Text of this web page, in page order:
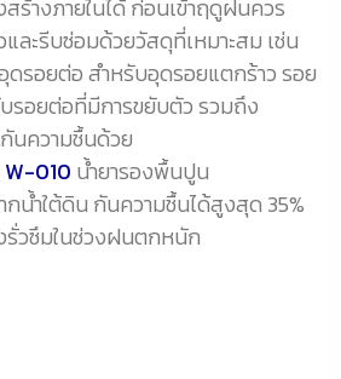
ร้างภายในได้ ก่อนเข้าฤดูฝนควร
ละรีบซ่อมด้วยวัสดุที่เหมาะสม เช่น
ดรอยต่อ สำหรับอุดรอยแตกร้าว รอย
รอยต่อที่มีการขยับตัว รวมถึง
นความชื้นด้วย
010 น้ำยารองพื้นปูน
กน้ำใต้ดิน กันความชื้นได้สูงสุด 35%
วซึมในช่วงฝนตกหนัก